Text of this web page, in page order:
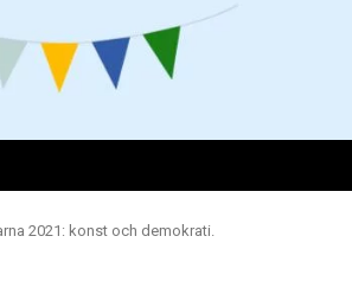
2021: konst och demokrati.